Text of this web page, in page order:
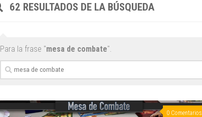
62 RESULTADOS DE LA BÚSQUEDA
Para la frase "mesa de combate".
Buscar:
0 Comentarios